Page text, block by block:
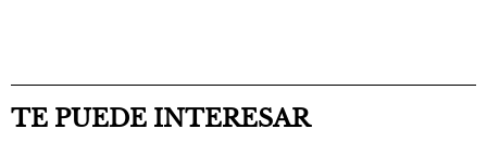
TE PUEDE INTERESAR